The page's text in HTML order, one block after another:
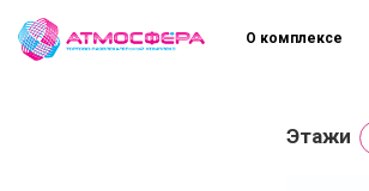
О комплексе
Этажи